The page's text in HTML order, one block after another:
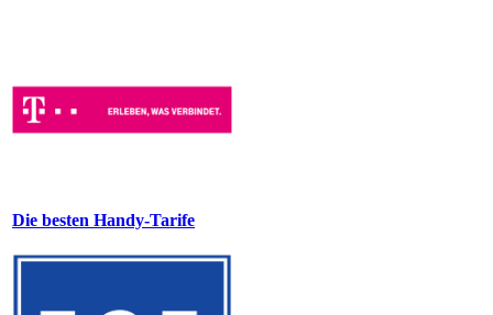
Die besten Handy-Tarife